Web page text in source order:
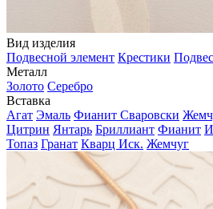
Вид изделия
Подвесной элемент Крестики
Металл
Золото Серебро
Вставка
Агат Эмаль Фианит Сваровски
Цитрин Янтарь Бриллиант Фианит
Топаз Гранат Кварц Иск. Жемчуг